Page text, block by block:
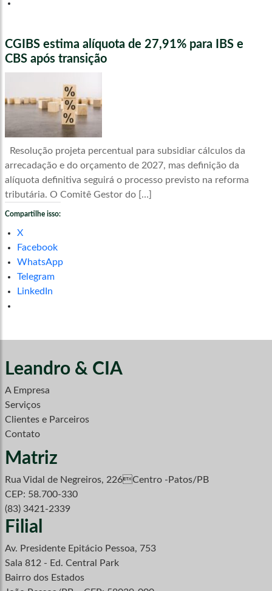
CGIBS estima alíquota de 27,91% para IBS e
CBS após transição
Resolução projeta percentual para subsidiar cálculos da
arrecadação e do orçamento de 2027, mas definição da
alíquota definitiva seguirá o processo previsto na reforma
tributária. O Comitê Gestor do […]
Compartilhe isso:
X
Facebook
WhatsApp
Telegram
LinkedIn
Leandro & CIA
A Empresa
Serviços
Clientes e Parceiros
Contato
Matriz
Rua Vidal de Negreiros, 226Centro -Patos/PB
CEP: 58.700-330
(83) 3421-2339
Filial
Av. Presidente Epitácio Pessoa, 753
Sala 812 - Ed. Central Park
Bairro dos Estados